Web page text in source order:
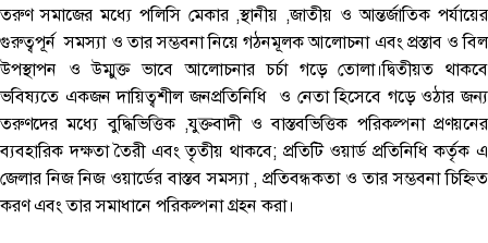
তরুণ সমাজের মধ্যে পলিসি মেকার ,স্থানীয় ,জাতীয় ও আন্তর্জাতিক পর্যায়ের
গুরুত্বপূর্ন সমস্যা ও তার সম্ভবনা নিয়ে গঠনমূলক আলোচনা এবং প্রস্তাব ও বিল
উপস্থাপন ও উম্মুক্ত ভাবে আলোচনার চর্চা গড়ে তোলা।দ্বিতীয়ত থাকবে
ভবিষ্যতে একজন দায়িত্বশীল জনপ্রতিনিধি ও নেতা হিসেবে গড়ে ওঠার জন্য
তরুণদের মধ্যে বুদ্ধিভিত্তিক ,যুক্তবাদী ও বাস্তবভিত্তিক পরিকল্পনা প্রণয়নের
ব্যবহারিক দক্ষতা তৈরী এবং তৃতীয় থাকবে; প্রতিটি ওয়ার্ড প্রতিনিধি কর্তৃক এ
জেলার নিজ নিজ ওয়ার্ডের বাস্তব সমস্যা , প্রতিবন্ধকতা ও তার সম্ভবনা চিহ্নিত
করণ এবং তার সমাধানে পরিকল্পনা গ্রহন করা।